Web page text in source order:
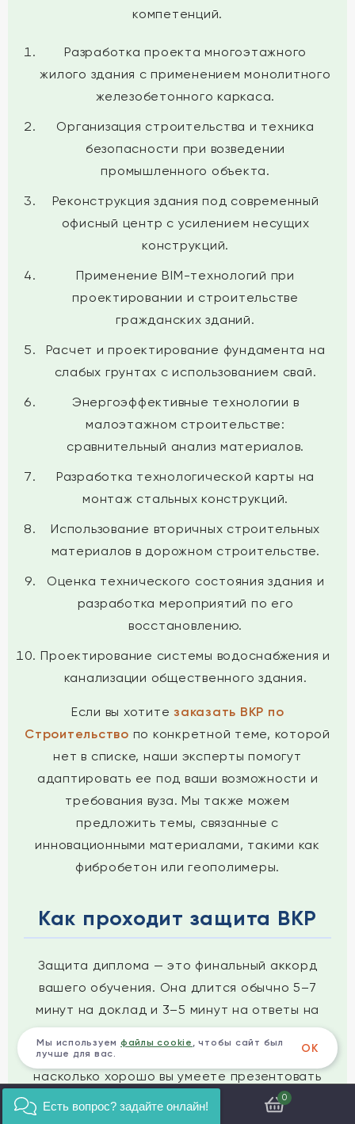
компетенций.
Разработка проекта многоэтажного
жилого здания с применением монолитного
железобетонного каркаса.
Организация строительства и техника
безопасности при возведении
промышленного объекта.
Реконструкция здания под современный
офисный центр с усилением несущих
конструкций.
Применение BIM-технологий при
проектировании и строительстве
гражданских зданий.
Расчет и проектирование фундамента на
слабых грунтах с использованием свай.
Энергоэффективные технологии в
малоэтажном строительстве:
сравнительный анализ материалов.
Разработка технологической карты на
монтаж стальных конструкций.
Использование вторичных строительных
материалов в дорожном строительстве.
Оценка технического состояния здания и
разработка мероприятий по его
восстановлению.
Проектирование системы водоснабжения и
канализации общественного здания.
Если вы хотите заказать ВКР по
Строительство по конкретной теме, которой
нет в списке, наши эксперты помогут
адаптировать ее под ваши возможности и
требования вуза. Мы также можем
предложить темы, связанные с
инновационными материалами, такими как
фибробетон или геополимеры.
Как проходит защита ВКР
Защита диплома — это финальный аккорд
вашего обучения. Она длится обычно 5–7
минут на доклад и 3–5 минут на ответы на
вопросы. Успех защиты зависит не только от
качества самой работы, но и от того,
насколько хорошо вы умеете презентовать
свои результаты.
0
Мы используем файлы cookie , чтобы сайт был
лучше для вас.
ОК
Есть вопрос? задайте онлайн!